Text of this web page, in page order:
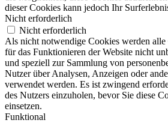
dieser Cookies kann jedoch Ihr
Nicht erforderlich
Nicht erforderlich
Als nicht notwendige Cookies werden
für das Funktionieren der Website nicht
und speziell zur Sammlung von
Nutzer über Analysen, Anzeigen oder
verwendet werden. Es ist zwingend
des Nutzers einzuholen, bevor Sie diese
einsetzen.
Funktional